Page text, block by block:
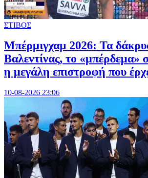
ΣΤΙΒΟΣ
Μπέρμιγχαμ 2026: Τα
Βαλεντίνας, το «μπέρδεμα»
η μεγάλη επιστροφή που
10-08-2026 23:06